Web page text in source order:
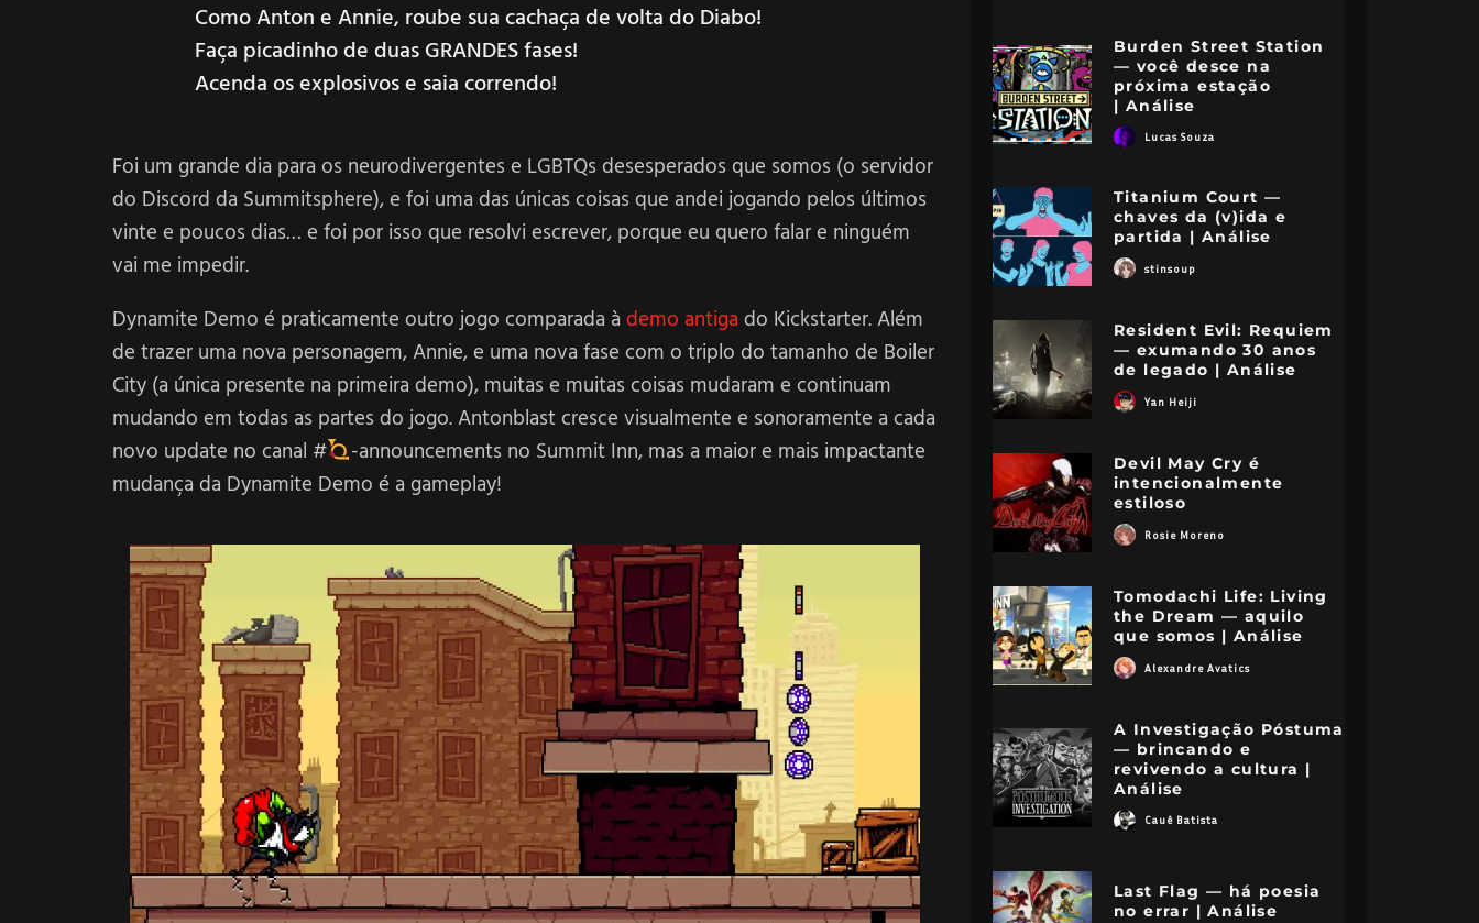
Como Anton e Annie, roube sua cachaça de volta do Diabo!
Faça picadinho de duas GRANDES fases!
Acenda os explosivos e saia correndo!
Foi um grande dia para os neurodivergentes e LGBTQs desesperados que somos (o servidor
do Discord da Summitsphere), e foi uma das únicas coisas que andei jogando pelos últimos
vinte e poucos dias… e foi por isso que resolvi escrever, porque eu quero falar e ninguém
vai me impedir.
Dynamite Demo é praticamente outro jogo comparada à demo antiga do Kickstarter. Além
de trazer uma nova personagem, Annie, e uma nova fase com o triplo do tamanho de Boiler
City (a única presente na primeira demo), muitas e muitas coisas mudaram e continuam
mudando em todas as partes do jogo. Antonblast cresce visualmente e sonoramente a cada
novo update no canal #
-announcements no Summit Inn, mas a maior e mais impactante
mudança da Dynamite Demo é a gameplay!
Burden Street Station
— você desce na
próxima estação
| Análise
Lucas Souza
Titanium Court —
chaves da (v)ida e
partida | Análise
stinsoup
Resident Evil: Requiem
— exumando 30 anos
de legado | Análise
Yan Heiji
Devil May Cry é
intencionalmente
estiloso
Rosie Moreno
Tomodachi Life: Living
the Dream — aquilo
que somos | Análise
Alexandre Avatics
A Investigação Póstuma
— brincando e
revivendo a cultura |
Análise
Cauê Batista
Last Flag — há poesia
no errar | Análise